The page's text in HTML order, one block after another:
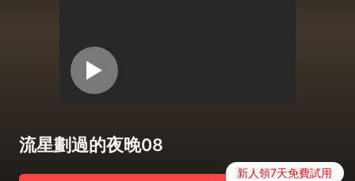
流星劃過的夜晚08
新人領7天免費試用